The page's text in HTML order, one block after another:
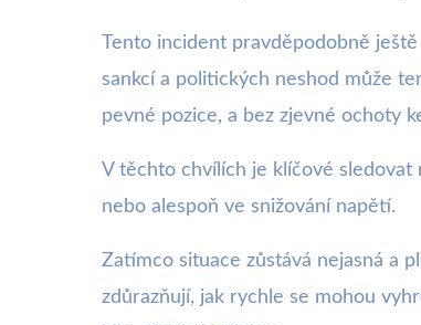
Tento incident pravděpodobně
sankcí a politických neshod může
pevné pozice, a bez zjevné ochoty
V těchto chvílích je klíčové sledovat
nebo alespoň ve snižování napětí.
Zatímco situace zůstává nejasná a
zdůrazňují, jak rychle se mohou